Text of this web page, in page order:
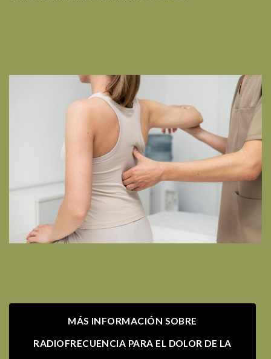
MÁS INFORMACIÓN SOBRE
RADIOFRECUENCIA PARA EL DOLOR DE LA